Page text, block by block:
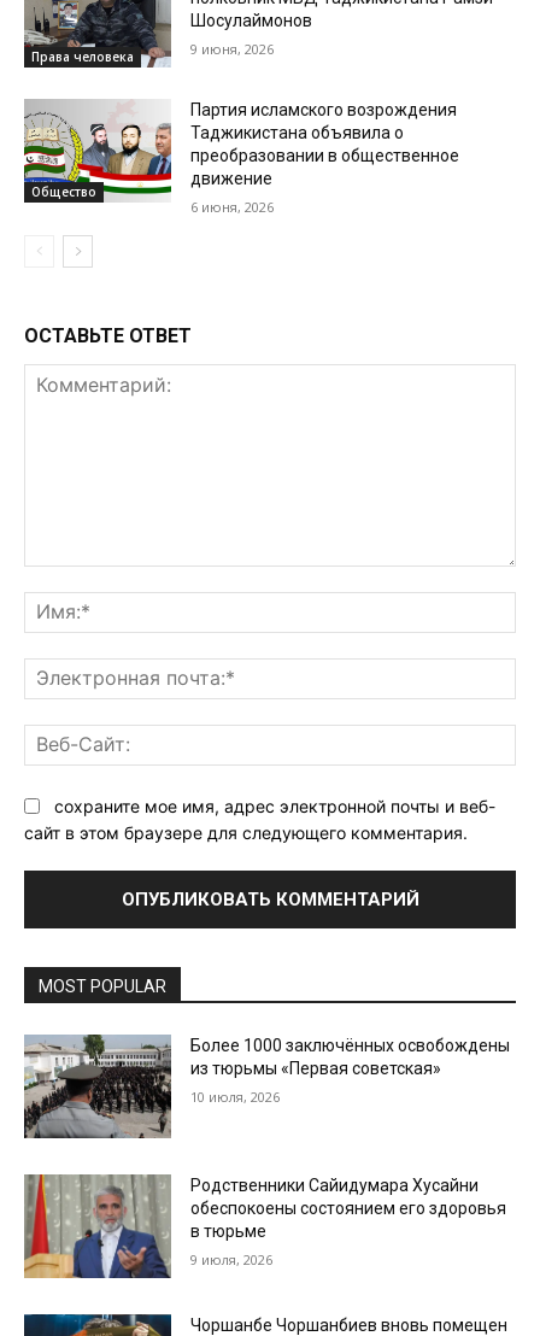
Права человека
Шосулаймонов
9 июня, 2026
Общество
Партия исламского возрождения
Таджикистана объявила о
преобразовании в общественное
движение
6 июня, 2026
ОСТАВЬТЕ ОТВЕТ
сохраните мое имя, адрес электронной почты и веб-
сайт в этом браузере для следующего комментария.
MOST POPULAR
Более 1000 заключённых освобождены
из тюрьмы «Первая советская»
10 июля, 2026
Родственники Сайидумара Хусайни
обеспокоены состоянием его здоровья
в тюрьме
9 июля, 2026
Чоршанбе Чоршанбиев вновь помещен